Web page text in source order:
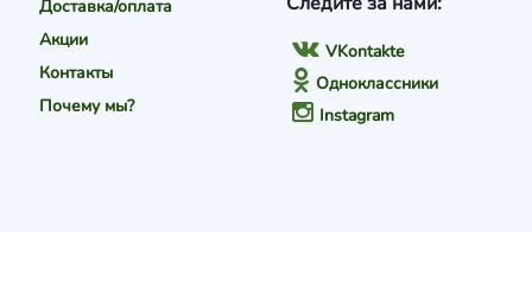
Доставка/оплата
Акции
Контакты
Почему мы?
VKontakte
Одноклассники
Instagram